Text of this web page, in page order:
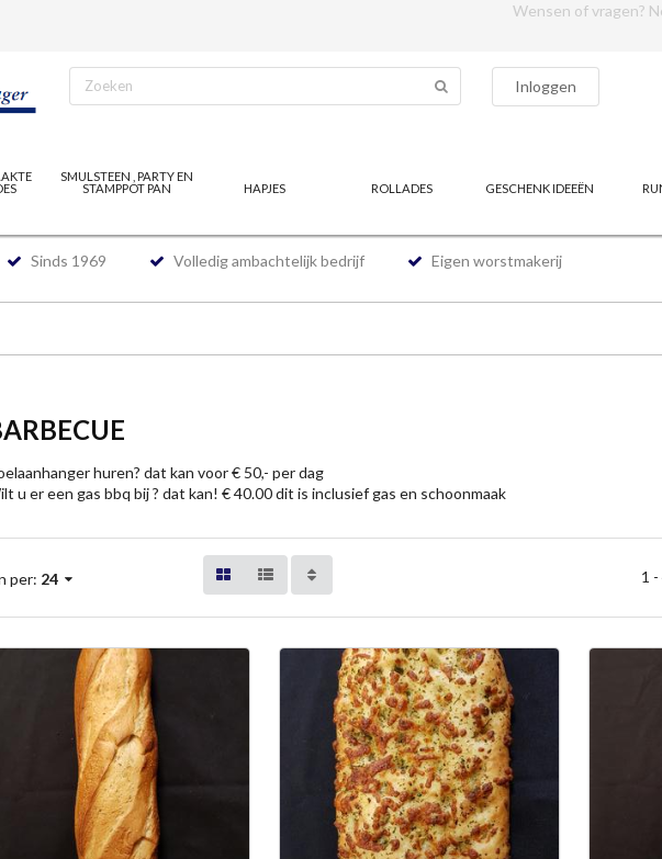
Wensen of vragen?
Inloggen
SMULSTEEN , PARTY EN
STAMPPOT PAN
HAPJES ROLLADES GESCHENK IDEEËN
Sinds 1969 Volledig ambachtelijk bedrijf Eigen worstmakerij
huren? dat kan voor € 50,- per dag
u er een gas bbq bij ? dat kan! € 40.00 dit is inclusief gas en schoonmaak
per: 24 1